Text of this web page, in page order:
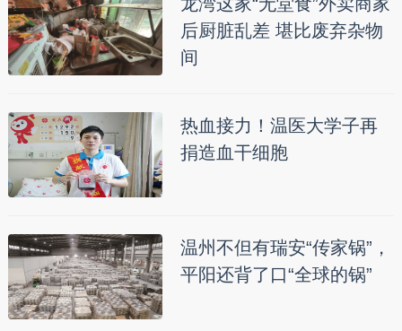
后厨脏乱差 堪比废弃杂物
间
热血接力！温医大学子再
捐造血干细胞
温州不但有瑞安“传家锅”，
平阳还背了口“全球的锅”